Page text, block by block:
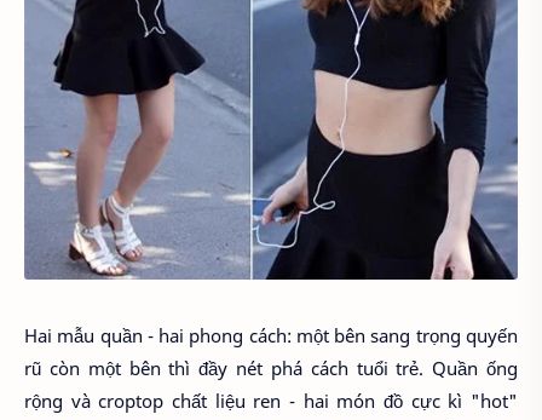
Hai mẫu quần - hai phong cách: một bên sang trọng quyến
rũ còn một bên thì đầy nét phá cách tuổi trẻ. Quần ống
rộng và croptop chất liệu ren - hai món đồ cực kì "hot"